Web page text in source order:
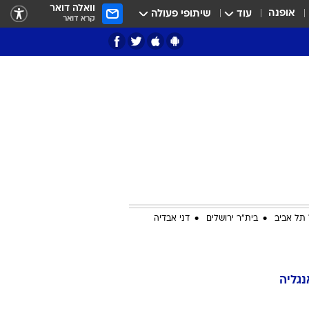
אופנה עוד שיתופי פעולה וואלה דואר
קרא דואר
תל אביב בית"ר ירושלים דני אבדיה